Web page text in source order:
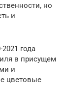
но
и
года
в присущем
и
цветовые